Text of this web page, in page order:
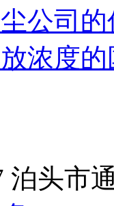
公司
浓度
泊头市